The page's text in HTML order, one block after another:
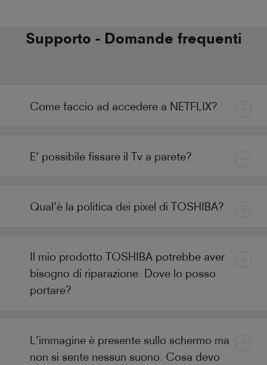
Supporto - Domande frequenti
Come faccio ad accedere a NETFLIX?
E' possibile fissare il Tv a parete?
Qual’è la politica dei pixel di TOSHIBA?
Il mio prodotto TOSHIBA potrebbe aver
bisogno di riparazione. Dove lo posso
portare?
L'immagine è presente sullo schermo ma
non si sente nessun suono. Cosa devo